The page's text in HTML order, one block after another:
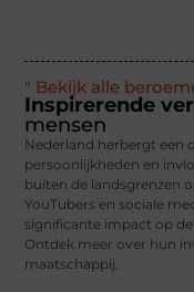
" Bekijk alle
Inspirerende
mensen
Nederland herbergt een
persoonlijkheden en
buiten de landsgrenzen
YouTubers en sociale
significante impact op
Ontdek meer over hun
maatschappij.